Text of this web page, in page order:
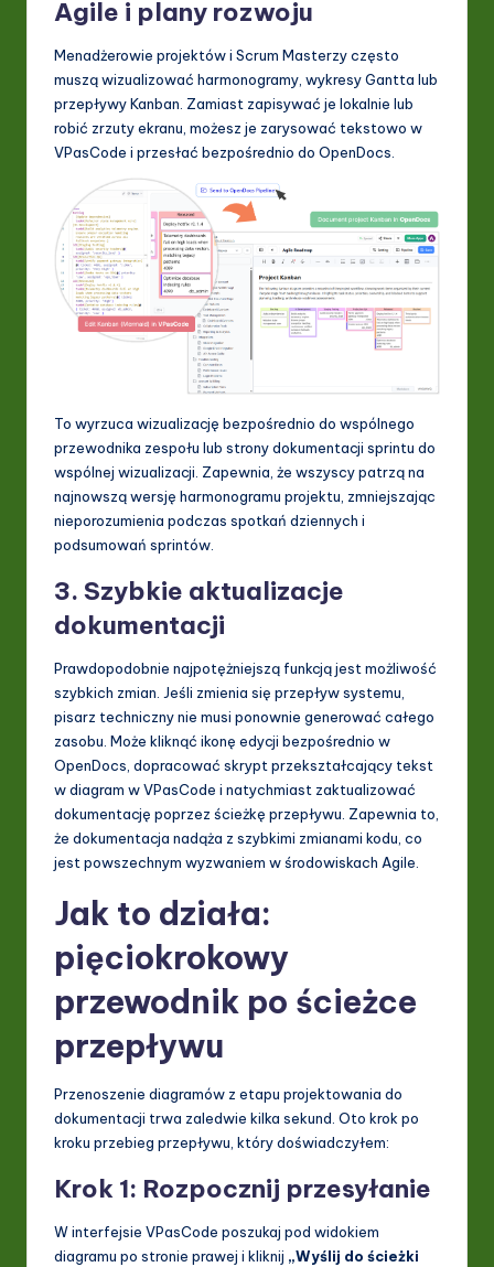
Agile i plany rozwoju
Menadżerowie projektów i Scrum Masterzy często
muszą wizualizować harmonogramy, wykresy Gantta lub
przepływy Kanban. Zamiast zapisywać je lokalnie lub
robić zrzuty ekranu, możesz je zarysować tekstowo w
VPasCode i przesłać bezpośrednio do OpenDocs.
To wyrzuca wizualizację bezpośrednio do wspólnego
przewodnika zespołu lub strony dokumentacji sprintu do
wspólnej wizualizacji. Zapewnia, że wszyscy patrzą na
najnowszą wersję harmonogramu projektu, zmniejszając
nieporozumienia podczas spotkań dziennych i
podsumowań sprintów.
3. Szybkie aktualizacje
dokumentacji
Prawdopodobnie najpotężniejszą funkcją jest możliwość
szybkich zmian. Jeśli zmienia się przepływ systemu,
pisarz techniczny nie musi ponownie generować całego
zasobu. Może kliknąć ikonę edycji bezpośrednio w
OpenDocs, dopracować skrypt przekształcający tekst
w diagram w VPasCode i natychmiast zaktualizować
dokumentację poprzez ścieżkę przepływu. Zapewnia to,
że dokumentacja nadąża z szybkimi zmianami kodu, co
jest powszechnym wyzwaniem w środowiskach Agile.
Jak to działa:
pięciokrokowy
przewodnik po ścieżce
przepływu
Przenoszenie diagramów z etapu projektowania do
dokumentacji trwa zaledwie kilka sekund. Oto krok po
kroku przebieg przepływu, który doświadczyłem:
Krok 1: Rozpocznij przesyłanie
W interfejsie VPasCode poszukaj pod widokiem
diagramu po stronie prawej i kliknij „Wyślij do ścieżki